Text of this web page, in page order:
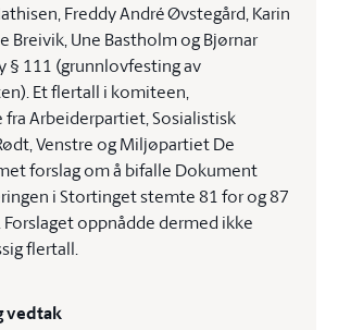
Freddy André Øvstegård, Karin
Breivik, Une Bastholm og Bjørnar
§ 111 (grunnlovfesting av
Et flertall i komiteen,
Arbeiderpartiet, Sosialistisk
Venstre og Miljøpartiet De
forslag om å bifalle Dokument
i Stortinget stemte 81 for og 87
oppnådde dermed ikke
flertall.
vedtak